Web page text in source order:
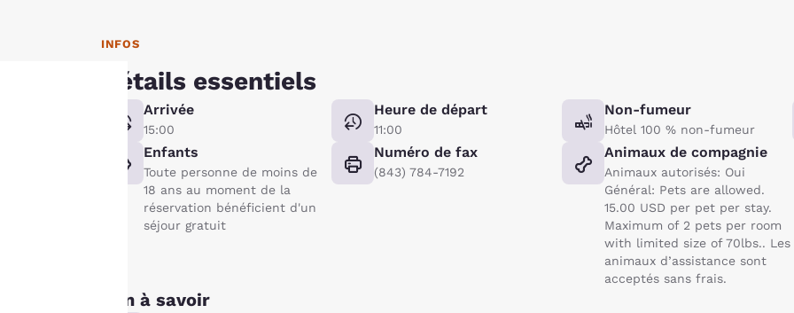
INFOS
Détails essentiels
Arrivée
15:00
Heure de départ
11:00
Non-fumeur
Hôtel 100 % non-fumeur
Enfants
Toute personne de moins de
18 ans au moment de la
réservation bénéficient d'un
séjour gratuit
Numéro de fax
(843) 784-7192
Animaux de compagnie
Animaux autorisés: Oui
Général: Pets are allowed.
15.00 USD per pet per stay.
Maximum of 2 pets per room
with limited size of 70lbs.. Les
animaux d’assistance sont
acceptés sans frais.
Bon à savoir
protection
de votre